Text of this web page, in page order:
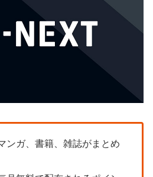
ンガ、書籍、雑誌がまとめ